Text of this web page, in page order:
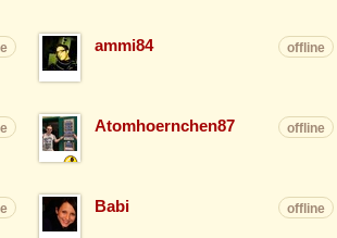
ammi84 offline
Atomhoernchen87 offline
Babi offline